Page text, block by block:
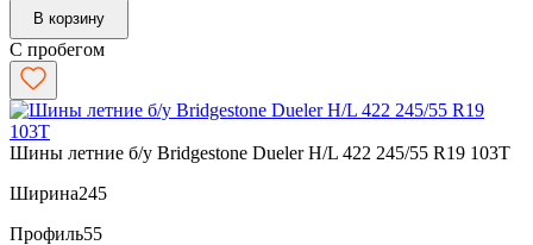
В корзину
С пробегом
Шины летние б/у Bridgestone Dueler H/L 422 245/55 R19 103T
Ширина245
Профиль55